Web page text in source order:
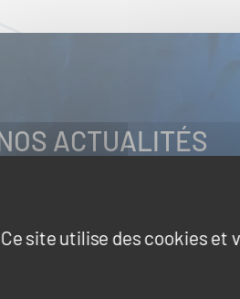
Ce site utilise des cookies et
ACTUALITÉS
maritimes
marins
Ports, infrastructures